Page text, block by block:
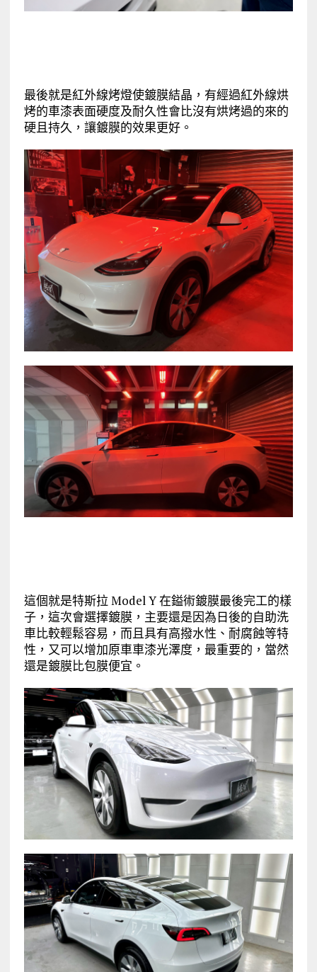
最後就是紅外線烤燈使鍍膜結晶，有經過紅外線烘
烤的車漆表面硬度及耐久性會比沒有烘烤過的來的
硬且持久，讓鍍膜的效果更好。
這個就是特斯拉 Model Y 在鎰術鍍膜最後完工的樣
子，這次會選擇鍍膜，主要還是因為日後的自助洗
車比較輕鬆容易，而且具有高撥水性、耐腐蝕等特
性，又可以增加原車車漆光澤度，最重要的，當然
還是鍍膜比包膜便宜。